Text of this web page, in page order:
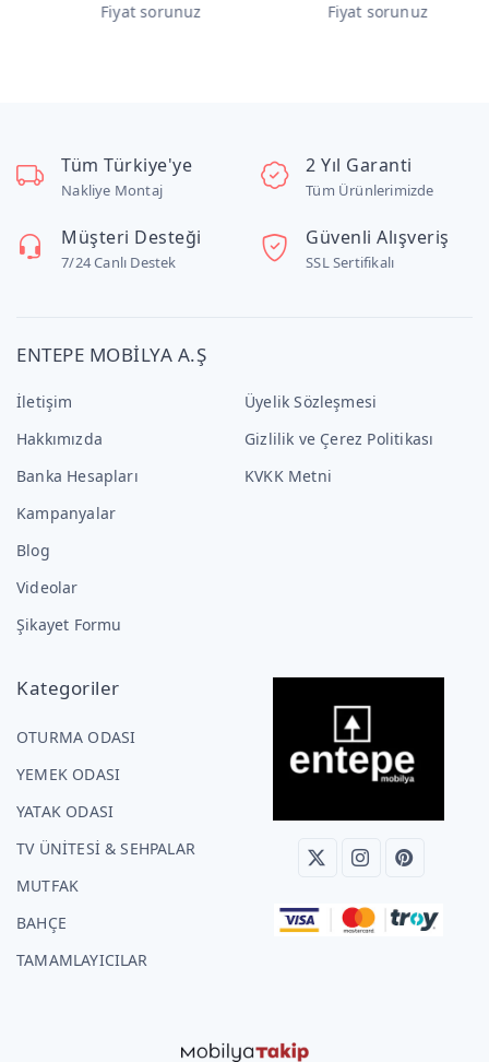
Fiyat sorunuz Fiyat sorunuz
Tüm Türkiye'ye
Nakliye Montaj
2 Yıl Garanti
Tüm Ürünlerimizde
Müşteri Desteği
7/24 Canlı Destek
Güvenli Alışveriş
SSL Sertifikalı
ENTEPE MOBİLYA A.Ş
İletişim
Hakkımızda
Banka Hesapları
Kampanyalar
Blog
Videolar
Şikayet Formu
Üyelik Sözleşmesi
Gizlilik ve Çerez Politikası
KVKK Metni
Kategoriler
OTURMA ODASI
YEMEK ODASI
YATAK ODASI
TV ÜNİTESİ & SEHPALAR
MUTFAK
BAHÇE
TAMAMLAYICILAR